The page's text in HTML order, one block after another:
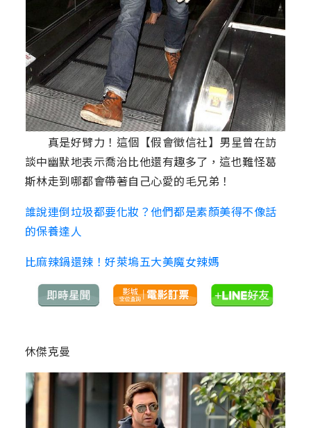
真是好臂力！這個【假會徵信社】男星曾在訪
談中幽默地表示喬治比他還有趣多了，這也難怪葛
斯林走到哪都會帶著自己心愛的毛兄弟！
誰說連倒垃圾都要化妝？他們都是素顏美得不像話
的保養達人
比麻辣鍋還辣！好萊塢五大美魔女辣媽
休傑克曼